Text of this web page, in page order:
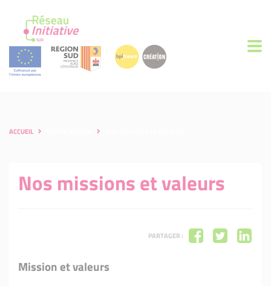
ACCUEIL
Nos missions et valeurs
PARTAGER :
Mission et valeurs